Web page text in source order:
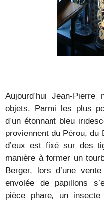
Aujourd’hui Jean-
objets. Parmi les plus
d’un étonnant bleu
proviennent du Pérou, du
d’eux est fixé sur des
manière à former un
Berger, lors d’une
envolée de papillons
pièce phare, un